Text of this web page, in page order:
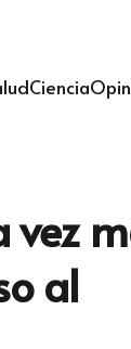
Ciencia
vez
al